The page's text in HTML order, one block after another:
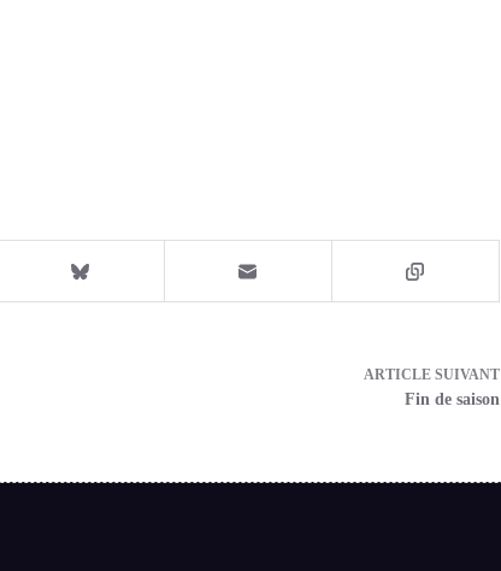
ARTICLESUIVANT
Fin de saison